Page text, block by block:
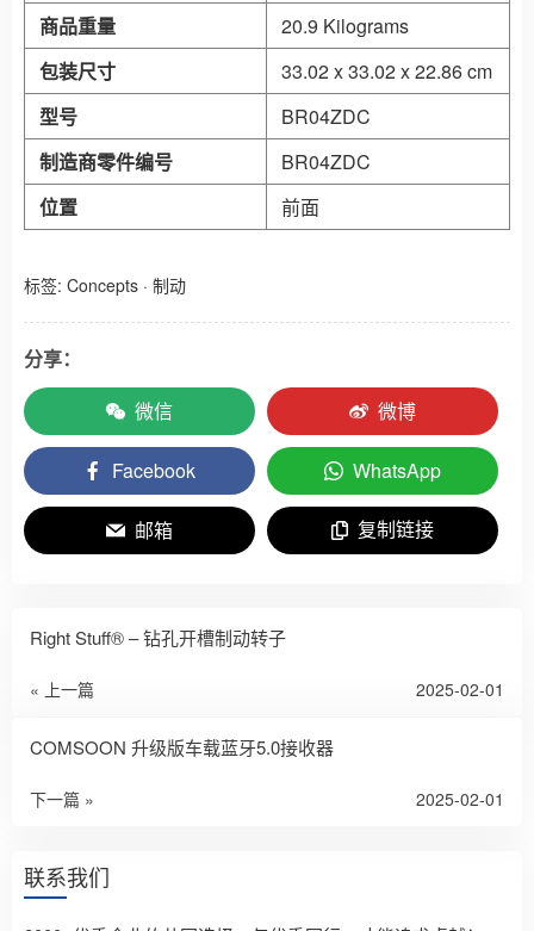
商品重量
‎20.9 Kilograms
包装尺寸
‎33.02 x 33.02 x 22.86 cm
型号
‎BR04ZDC
制造商零件编号
‎BR04ZDC
位置
‎前面
标签: Concepts · 制动
分享：
微信
微博
Facebook WhatsApp
邮箱 复制链接
Right Stuff® – 钻孔开槽制动转子
« 上一篇 2025-02-01
COMSOON 升级版车载蓝牙5.0接收器
下一篇 » 2025-02-01
联系我们